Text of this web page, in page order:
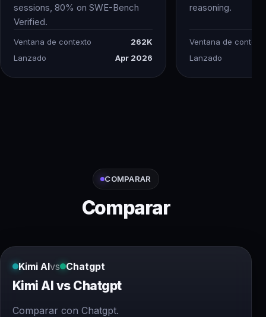
sessions, 80% on SWE-Bench
Verified.
Ventana de contexto
262K
Lanzado
Apr 2026
reasoning.
Ventana de
Lanzado
COMPARAR
Comparar
Kimi AIvs Chatgpt
Kimi AI vs Chatgpt
Comparar con Chatgpt.